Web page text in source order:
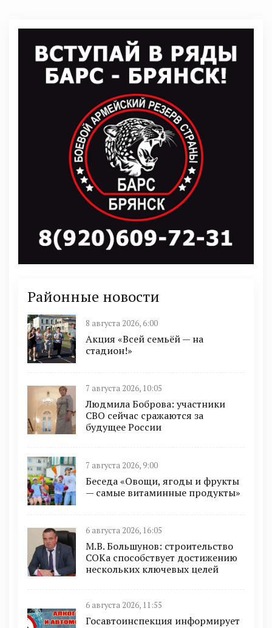
Районные новости
8 августа 2026, 6:00
Акция «Всей семьёй — на
стадион!»
7 августа 2026, 10:05
Людмила Боброва: участники
СВО сейчас сражаются за
будущее России
7 августа 2026, 9:00
Беседа «Овощи, ягоды и фрукты
— самые витаминные продукты»
6 августа 2026, 16:05
М.В. Большунов: строительство
СОКа способствует достижению
нескольких ключевых целей
6 августа 2026, 11:55
Госавтоинспекция информирует